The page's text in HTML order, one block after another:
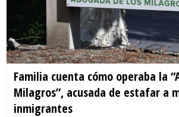
Familia cuenta cómo operaba la
Milagros”, acusada de estafar a
inmigrantes